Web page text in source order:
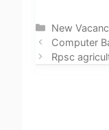
Categories
New
Computer
Rpsc